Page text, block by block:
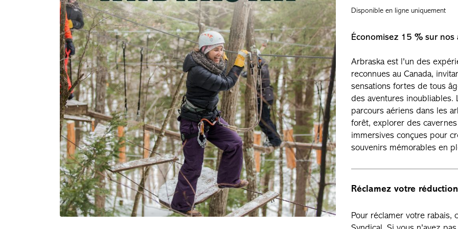
Disponible en ligne uniquement
Économisez 15 % sur nos
Arbraska est l'un des
reconnues au Canada,
sensations fortes de tous
des aventures
parcours aériens dans les
forêt, explorer des
immersives conçues pour
souvenirs mémorables en
Réclamez votre réduction
Pour réclamer votre rabais,